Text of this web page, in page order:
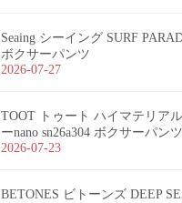
Seaing シーイング SURF
ボクサーパンツ
2026-07-27
TOOT トゥート ハイマテリア
ーnano sn26a304 ボクサーパンツ
2026-07-23
BETONES ビトーンズ DEEP